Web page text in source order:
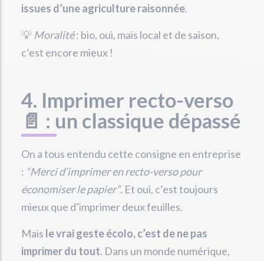
issues d’une agriculture raisonnée.
💡 Moralité: bio, oui, mais local et de saison,
c’est encore mieux !
4. Imprimer recto-verso
📄 : un classique dépassé
On a tous entendu cette consigne en entreprise
: “Merci d’imprimer en recto-verso pour
économiser le papier”. Et oui, c’est toujours
mieux que d’imprimer deux feuilles.
Mais le vrai geste écolo, c’est de ne pas
imprimer du tout. Dans un monde numérique,